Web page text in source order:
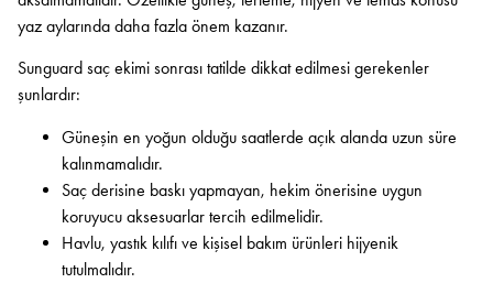
yaz aylarında daha fazla önem kazanır.
Sunguard saç ekimi sonrası tatilde dikkat edilmesi gerekenler
şunlardır:
Güneşin en yoğun olduğu saatlerde açık alanda uzun süre
kalınmamalıdır.
Saç derisine baskı yapmayan, hekim önerisine uygun
koruyucu aksesuarlar tercih edilmelidir.
Havlu, yastık kılıfı ve kişisel bakım ürünleri hijyenik
tutulmalıdır.